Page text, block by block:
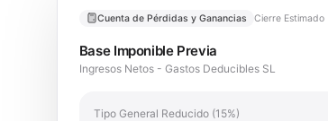
Cuenta de Pérdidas y Ganancias Cierre Estimado
Base Imponible Previa
Ingresos Netos - Gastos Deducibles SL
Tipo General Reducido (15%)